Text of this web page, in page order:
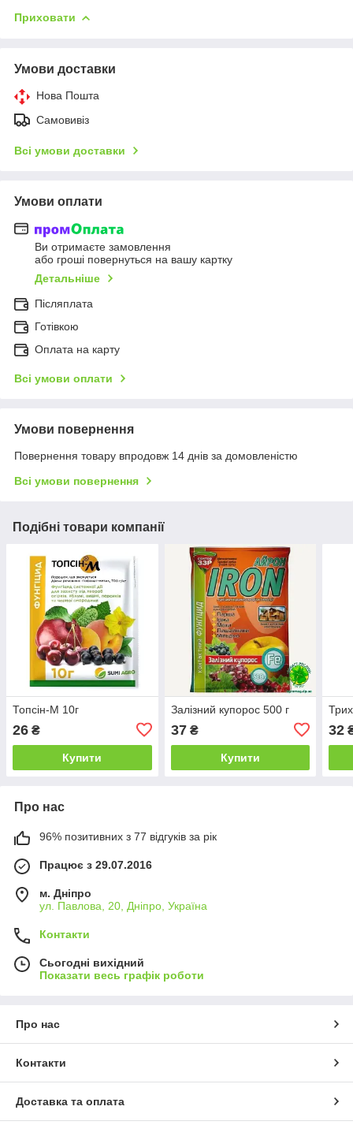
Приховати
Умови доставки
Нова Пошта
Самовивіз
Всі умови доставки
Умови оплати
Ви отримаєте замовлення
або гроші повернуться на вашу картку
Детальніше
Післяплата
Готівкою
Оплата на карту
Всі умови оплати
Умови повернення
Повернення товару впродовж 14 днів за домовленістю
Всі умови повернення
Подібні товари компанії
Топсін-М 10г
26 ₴
Купити
Залізний купорос 500 г
37₴
Купити
32
Про нас
96% позитивних з 77 відгуків за рік
Працює з 29.07.2016
м. Дніпро
ул. Павлова, 20, Дніпро, Україна
Контакти
Сьогодні вихідний
Показати весь графік роботи
Про нас
Контакти
Доставка та оплата